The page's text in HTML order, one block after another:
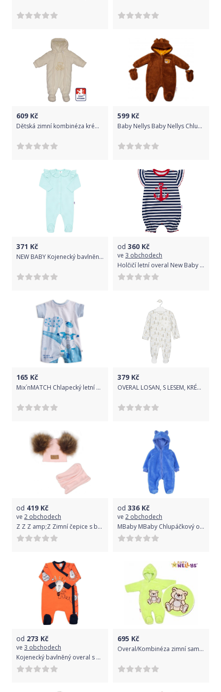
609 Kč
Dětská zimní kombinéza krémová s medvídkem, Dětský svět vel.86
599 Kč
Baby Nellys Baby Nellys Chlupáčkový overal Luna s kapucí rukavičky, Medvídek, hnědý, vel. 68
371 Kč
NEW BABY Kojenecký bavlněný overal Stripes ledově modrá 100% Bavlna 62 (3-6m)
od 360 Kč
ve 3 obchodech
Holčičí letní overal New Baby Marine 80 (9-12m)
165 Kč
Mix´nMATCH Chlapecký letní overal MixńMatch MY FRIEND bílý Velikost: 50
379 Kč
OVERAL LOSAN, S LESEM, KRÉMOVĚ BÍLÝ Velikost: 56
od 419 Kč
ve 2 obchodech
Z Z Z amp;Z Zimní čepice s bambulemi z kožešinky komínek, světle růžová
od 336 Kč
ve 2 obchodech
MBaby MBaby Chlupáčkový overálek luna s kapucí Happy Bear - modrá, vel. 68
od 273 Kč
ve 3 obchodech
Kojenecký bavlněný overal s bočním zapínáním New Baby Happy Bulbs 74 (6-9m)
695 Kč
Overal/Kombinéza zimní samet - TEDDY BEAR zelená - vel.68